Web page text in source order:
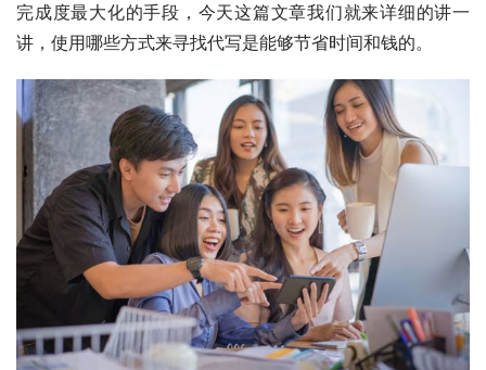
完成度最大化的手段，今天这篇文章我们就来详细的讲一
讲，使用哪些方式来寻找代写是能够节省时间和钱的。